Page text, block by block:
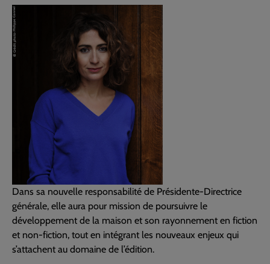
Dans sa nouvelle responsabilité de Présidente-Directrice
générale, elle aura pour mission de poursuivre le
développement de la maison et son rayonnement en fiction
et non-fiction, tout en intégrant les nouveaux enjeux qui
s’attachent au domaine de l’édition.